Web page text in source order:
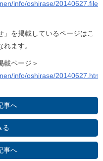
info/oshirase/
」を掲載しているページはこ
ます。
載ページ＞
info/oshirase/20140627.html
事へ
る
事へ